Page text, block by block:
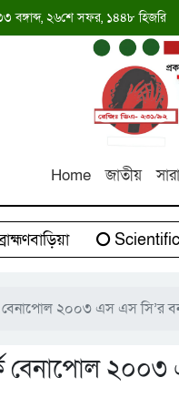
বঙ্গাব্দ, ২৬শে সফর, ১৪৪৮ হিজরি
Home জাতীয়
Scientific
বেনাপোল ২০০৩ এস এস সি’র
বেনাপোল